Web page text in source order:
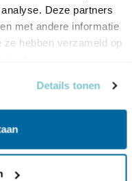
Deze partners
met andere informatie
hebben verzameld op
Details tonen
IN JAPAN
ijsschots raakten